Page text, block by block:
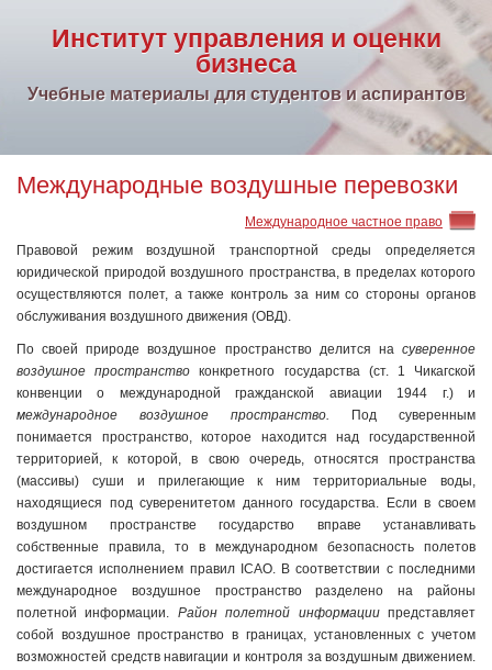
Институт управления и оценки
бизнеса
Учебные материалы для студентов и аспирантов
Международные воздушные перевозки
Международное частное право
Правовой режим воздушной транспортной среды определяется
юридической природой воздушного пространства, в пределах которого
осуществляются полет, а также контроль за ним со стороны органов
обслуживания воздушного движения (ОВД).
По своей природе воздушное пространство делится на суверенное
воздушное пространствоконкретного государства (ст. 1 Чикагской
конвенции о международной гражданской авиации 1944 г.) и
международное воздушное пространство.
Под суверенным
понимается пространство, которое находится над государственной
территорией, к которой, в свою очередь, относятся пространства
(массивы) суши и прилегающие к ним территориальные воды,
находящиеся под суверенитетом данного государства. Если в своем
воздушном пространстве государство вправе устанавливать
собственные правила, то в международном безопасность полетов
достигается исполнением правил IСАО. В соответствии с последними
международное воздушное пространство разделено на районы
полетной информации. Район полетной информациипредставляет
собой воздушное пространство в границах, установленных с учетом
возможностей средств навигации и контроля за воздушным движением.